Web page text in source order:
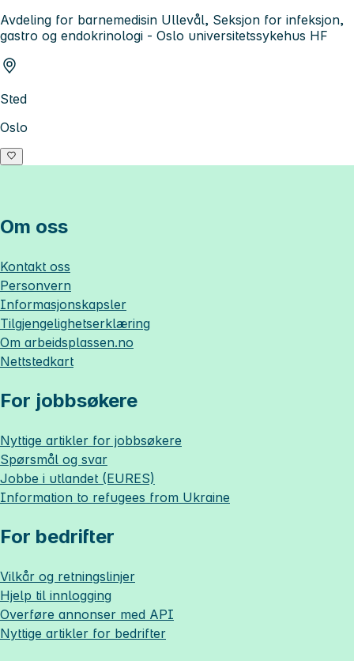
Avdeling for barnemedisin Ullevål, Seksjon for infeksjon,
gastro og endokrinologi - Oslo universitetssykehus HF
Sted
Oslo
Om oss
Kontakt oss
Personvern
Informasjonskapsler
Tilgjengelighetserklæring
Om arbeidsplassen.no
Nettstedkart
For jobbsøkere
Nyttige artikler for jobbsøkere
Spørsmål og svar
Jobbe i utlandet (EURES)
Information to refugees from Ukraine
For bedrifter
Vilkår og retningslinjer
Hjelp til innlogging
Overføre annonser med API
Nyttige artikler for bedrifter